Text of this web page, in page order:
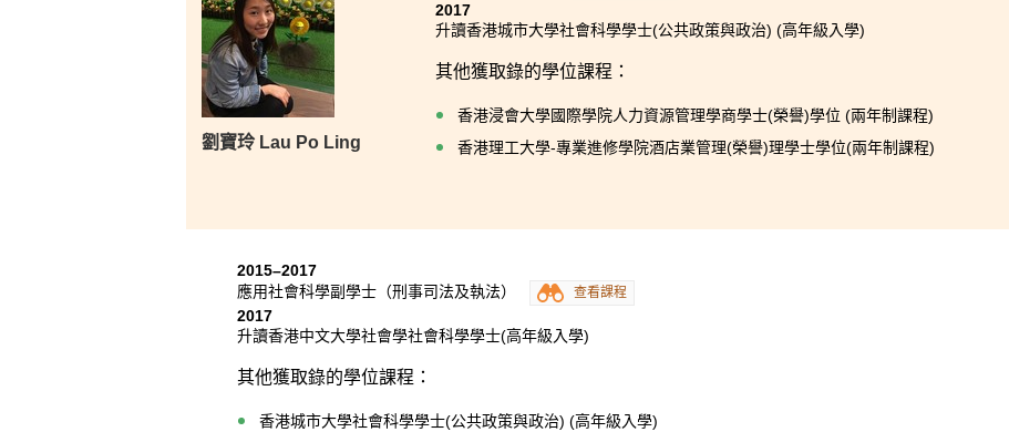
劉寶玲 Lau Po Ling
2017
升讀香港城市大學社會科學學士(公共政策與政治) (高年級入學)
其他獲取錄的學位課程：
香港浸會大學國際學院人力資源管理學商學士(榮譽)學位 (兩年制課程)
香港理工大學-專業進修學院酒店業管理(榮譽)理學士學位(兩年制課程)
2015–2017
應用社會科學副學士（刑事司法及執法）
查看課程
2017
升讀香港中文大學社會學社會科學學士(高年級入學)
其他獲取錄的學位課程：
香港城市大學社會科學學士(公共政策與政治) (高年級入學)